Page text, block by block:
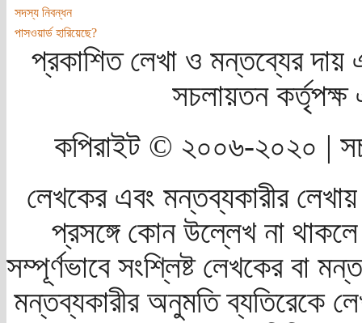
সদস্য নিবন্ধন
পাসওয়ার্ড হারিয়েছে?
প্রকাশিত লেখা ও মন্তব্যের দায়
সচলায়তন
কপিরাইট © ২০০৬-২০২০ |
লেখকের এবং মন্তব্যকারীর
প্রসঙ্গে কোন উল্লেখ না
সম্পূর্ণভাবে সংশ্লিষ্ট লেখকের বা
মন্তব্যকারীর অনুমতি ব্যতিরেকে